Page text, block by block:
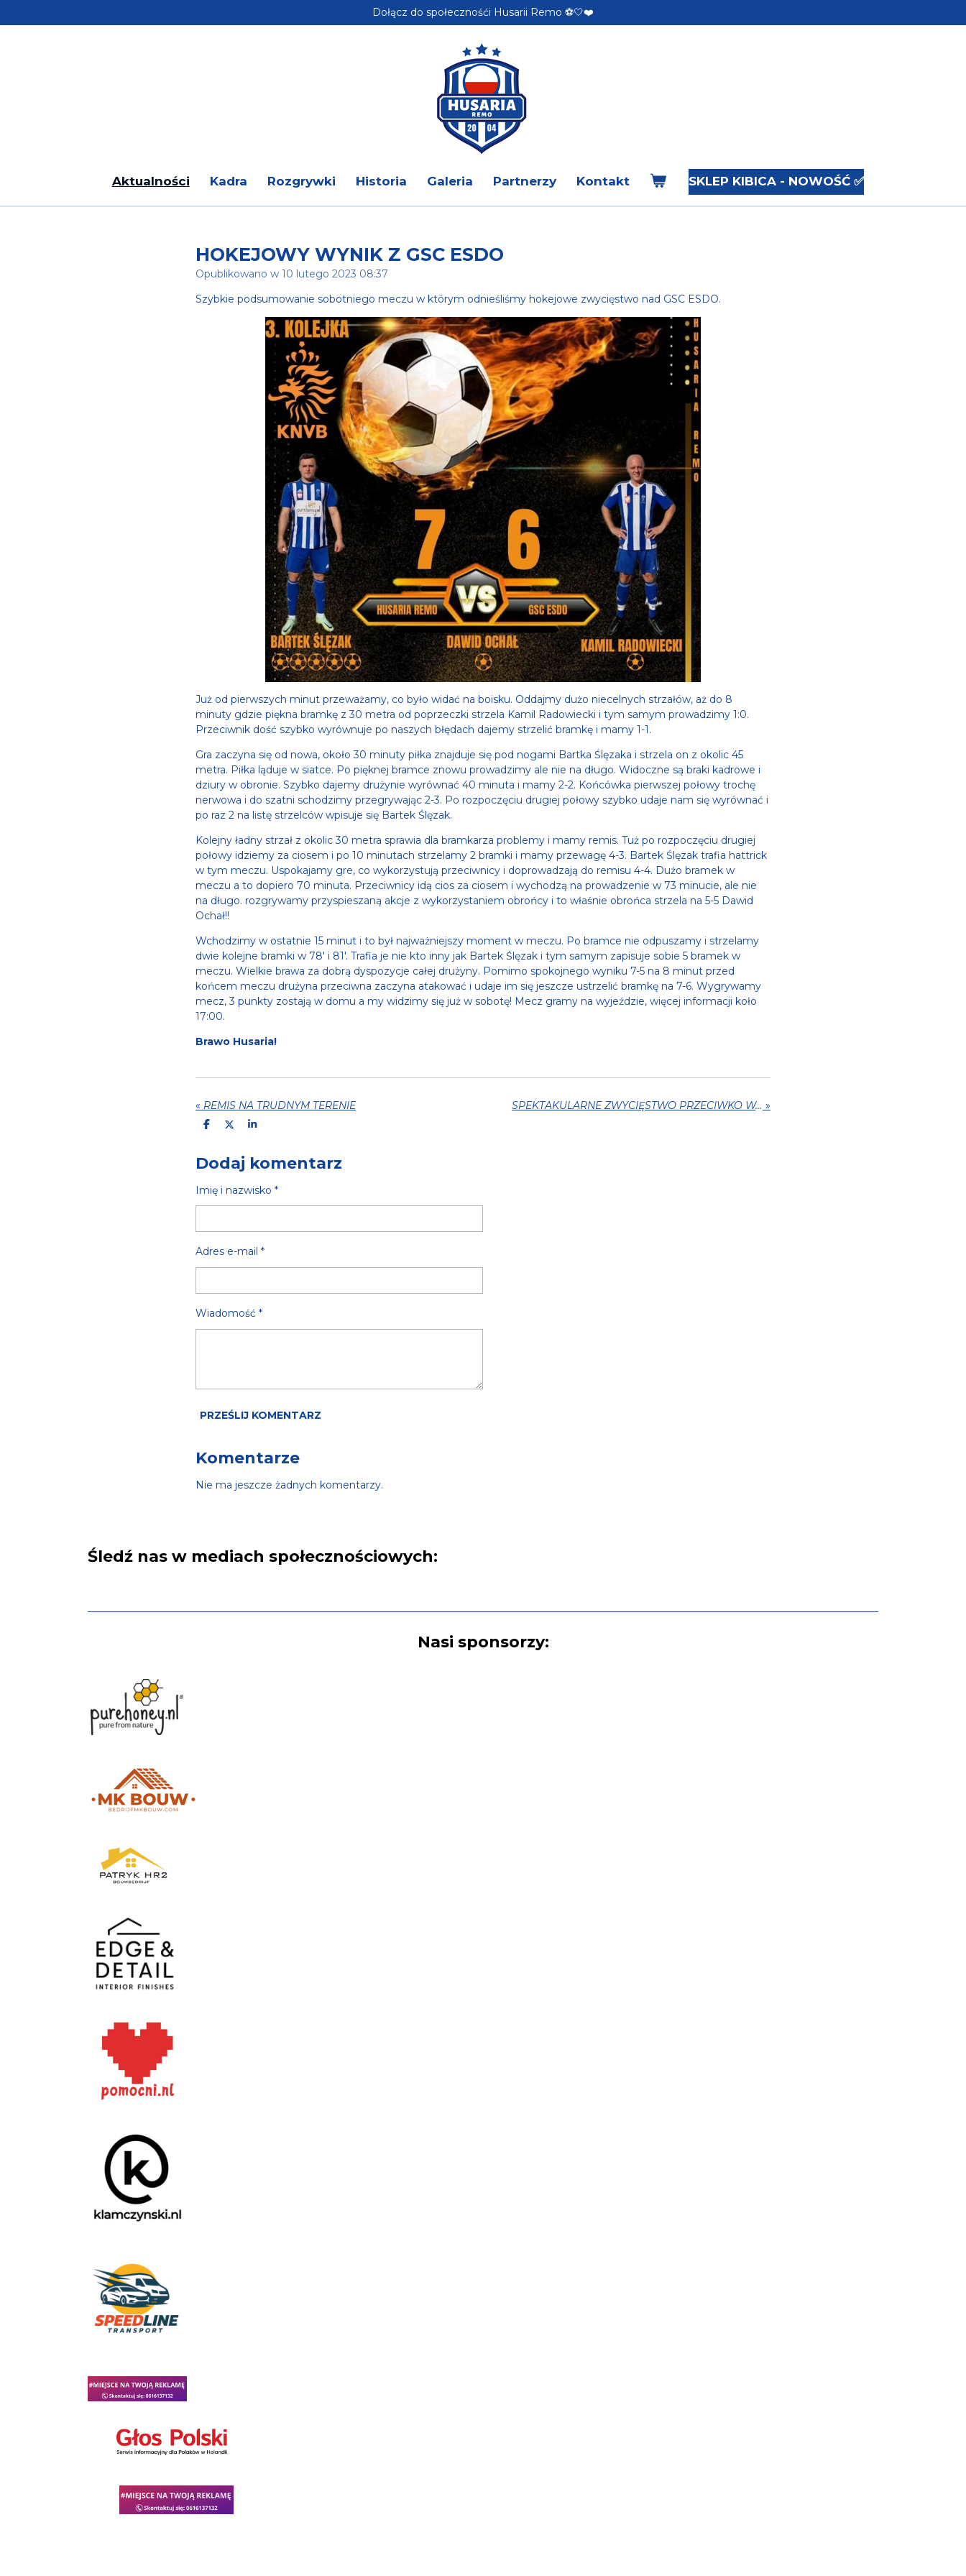
do
Dołącz do społecznośći Husarii Remo ⚽️🤍❤️
Aktualności Kadra Rozgrywki Historia Galeria Partnerzy Kontakt SKLEP KIBICA - NOWOŚĆ ✅
HOKEJOWY WYNIK Z GSC ESDO
Opublikowano w 10 lutego 2023 08:37
Szybkie podsumowanie sobotniego meczu w którym odnieśliśmy hokejowe zwycięstwo nad GSC ESDO.
Już od pierwszych minut przeważamy, co było widać na boisku. Oddajmy dużo niecelnych strzałów, aż do 8
minuty gdzie piękna bramkę z 30 metra od poprzeczki strzela Kamil Radowiecki i tym samym prowadzimy 1:0.
Przeciwnik dość szybko wyrównuje po naszych błędach dajemy strzelić bramkę i mamy 1-1.
Gra zaczyna się od nowa, około 30 minuty piłka znajduje się pod nogami Bartka Ślęzaka i strzela on z okolic 45
metra. Piłka ląduje w siatce. Po pięknej bramce znowu prowadzimy ale nie na długo. Widoczne są braki kadrowe i
dziury w obronie. Szybko dajemy drużynie wyrównać 40 minuta i mamy 2-2. Końcówka pierwszej połowy trochę
nerwowa i do szatni schodzimy przegrywając 2-3. Po rozpoczęciu drugiej połowy szybko udaje nam się wyrównać i
po raz 2 na listę strzelców wpisuje się Bartek Ślęzak.
Kolejny ładny strzał z okolic 30 metra sprawia dla bramkarza problemy i mamy remis. Tuż po rozpoczęciu drugiej
połowy idziemy za ciosem i po 10 minutach strzelamy 2 bramki i mamy przewagę 4-3. Bartek Ślęzak trafia hattrick
w tym meczu. Uspokajamy gre, co wykorzystują przeciwnicy i doprowadzają do remisu 4-4. Dużo bramek w
meczu a to dopiero 70 minuta. Przeciwnicy idą cios za ciosem i wychodzą na prowadzenie w 73 minucie, ale nie
na długo. rozgrywamy przyspieszaną akcje z wykorzystaniem obrońcy i to właśnie obrońca strzela na 5-5 Dawid
Ochał!!
Wchodzimy w ostatnie 15 minut i to był najważniejszy moment w meczu. Po bramce nie odpuszamy i strzelamy
dwie kolejne bramki w 78' i 81'. Trafia je nie kto inny jak Bartek Ślęzak i tym samym zapisuje sobie 5 bramek w
meczu. Wielkie brawa za dobrą dyspozycje całej drużyny. Pomimo spokojnego wyniku 7-5 na 8 minut przed
końcem meczu drużyna przeciwna zaczyna atakować i udaje im się jeszcze ustrzelić bramkę na 7-6. Wygrywamy
mecz, 3 punkty zostają w domu a my widzimy się już w sobotę! Mecz gramy na wyjeździe, więcej informacji koło
17:00.
Brawo Husaria!
« REMIS NA TRUDNYM TERENIE SPEKTAKULARNE ZWYCIĘSTWO PRZECIWKO WANICA STAR »
U
S
T
P
I
U
S
T
P
I
U
S
T
P
I
Dodaj komentarz
Imię i nazwisko *
Adres e-mail *
Wiadomość *
PRZEŚLIJ KOMENTARZ
Komentarze
Nie ma jeszcze żadnych komentarzy.
Śledź nas w mediach społecznościowych:
Nasi sponsorzy: